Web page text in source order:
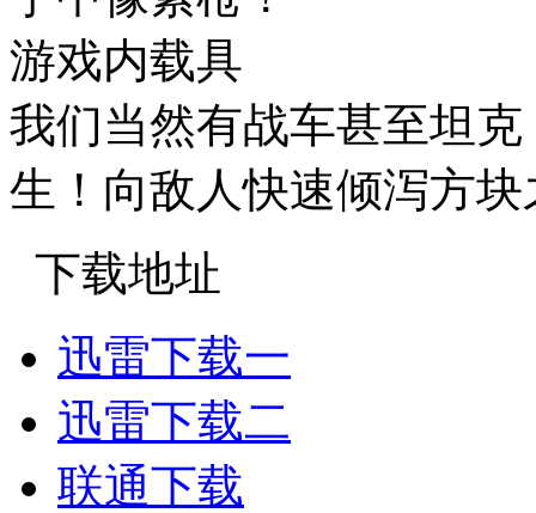
游戏内载具
我们当然有战车甚至坦
生！向敌人快速倾泻方
下载地址
迅雷下载一
迅雷下载二
联通下载